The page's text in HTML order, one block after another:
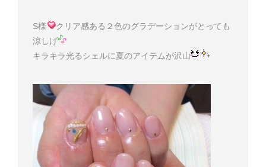
S様
クリア感ある２色のグラデーションがとっても
涼しげ
キラキラ光るシェルに夏のアイテムが沢山